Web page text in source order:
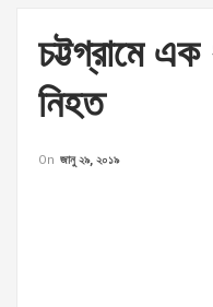
চট্টগ্রামে
নিহত
On জানু ২৯, ২০১৯